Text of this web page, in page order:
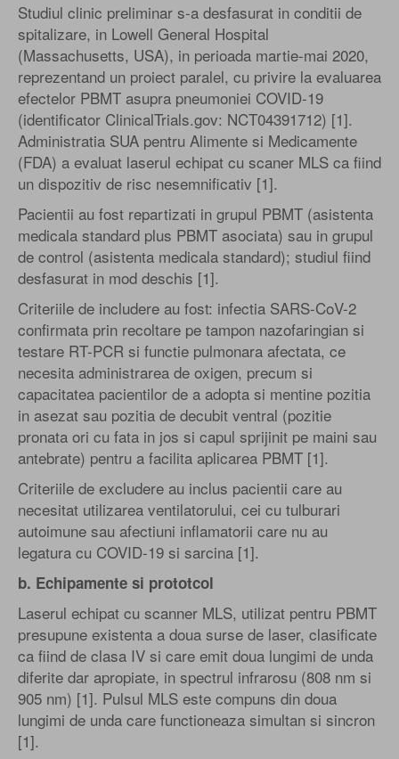
Studiul clinic preliminar s-a desfasurat in conditii de
spitalizare, in Lowell General Hospital
(Massachusetts, USA), in perioada martie-mai 2020,
reprezentand un proiect paralel, cu privire la evaluarea
efectelor PBMT asupra pneumoniei COVID-19
(identificator ClinicalTrials.gov: NCT04391712) [1].
Administratia SUA pentru Alimente si Medicamente
(FDA) a evaluat laserul echipat cu scaner MLS ca fiind
un dispozitiv de risc nesemnificativ [1].
Pacientii au fost repartizati in grupul PBMT (asistenta
medicala standard plus PBMT asociata) sau in grupul
de control (asistenta medicala standard); studiul fiind
desfasurat in mod deschis [1].
Criteriile de includere au fost: infectia SARS-CoV-2
confirmata prin recoltare pe tampon nazofaringian si
testare RT-PCR si functie pulmonara afectata, ce
necesita administrarea de oxigen, precum si
capacitatea pacientilor de a adopta si mentine pozitia
in asezat sau pozitia de decubit ventral (pozitie
pronata ori cu fata in jos si capul sprijinit pe maini sau
antebrate) pentru a facilita aplicarea PBMT [1].
Criteriile de excludere au inclus pacientii care au
necesitat utilizarea ventilatorului, cei cu tulburari
autoimune sau afectiuni inflamatorii care nu au
legatura cu COVID-19 si sarcina [1].
b. Echipamente si prototcol
Laserul echipat cu scanner MLS, utilizat pentru PBMT
presupune existenta a doua surse de laser, clasificate
ca fiind de clasa IV si care emit doua lungimi de unda
diferite dar apropiate, in spectrul infrarosu (808 nm si
905 nm) [1]. Pulsul MLS este compuns din doua
lungimi de unda care functioneaza simultan si sincron
[1].